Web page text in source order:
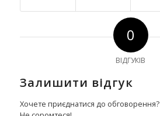
0
ВІДГУКІВ
Залишити відгук
Хочете приєднатися до обговорення?